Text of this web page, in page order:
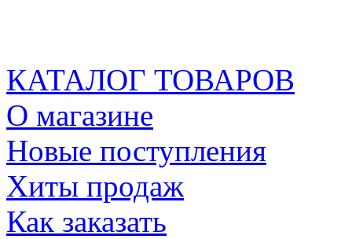
КАТАЛОГ ТОВАРОВ
О магазине
Новые поступления
Хиты продаж
Как заказать